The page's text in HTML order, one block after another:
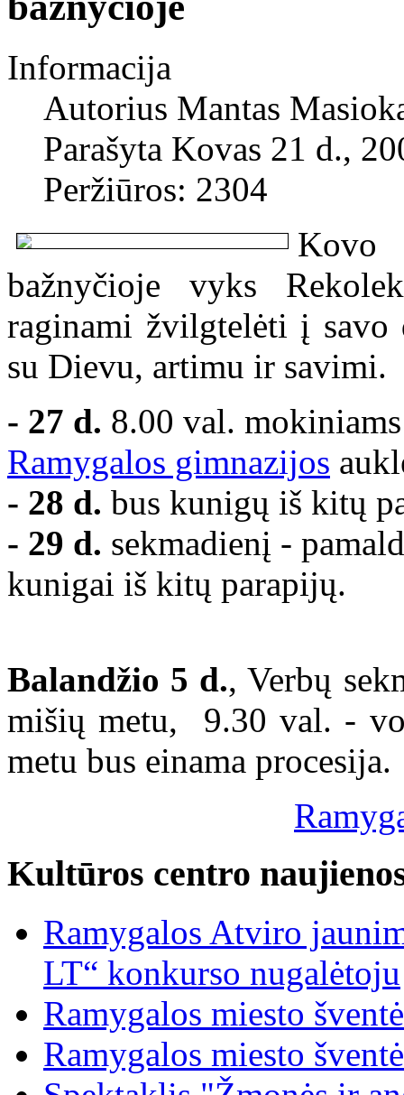
Informacija
Autorius Mantas
Parašyta Kovas 21 d.,
Peržiūros: 2304
Kovo
bažnyčioje vyks
raginami žvilgtelėti į
su Dievu, artimu ir savimi.
- 27 d. 8.00 val.
Ramygalos gimnazijos
- 28 d. bus kunigų iš kitų
- 29 d. sekmadienį -
kunigai iš kitų parapijų.
Balandžio 5 d., Verbų
mišių metu, 9.30 val. -
metu bus einama procesija.
Kultūros centro
Ramygalos Atviro
LT“ konkurso nugalėtoju
Ramygalos miesto šventė
Ramygalos miesto šventė